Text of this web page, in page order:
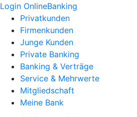
Login OnlineBanking
Privatkunden
Firmenkunden
Junge Kunden
Private Banking
Banking & Verträge
Service & Mehrwerte
Mitgliedschaft
Meine Bank